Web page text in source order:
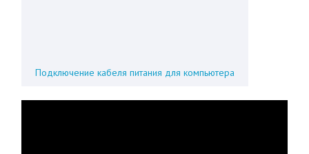
Подключение кабеля питания для компьютера